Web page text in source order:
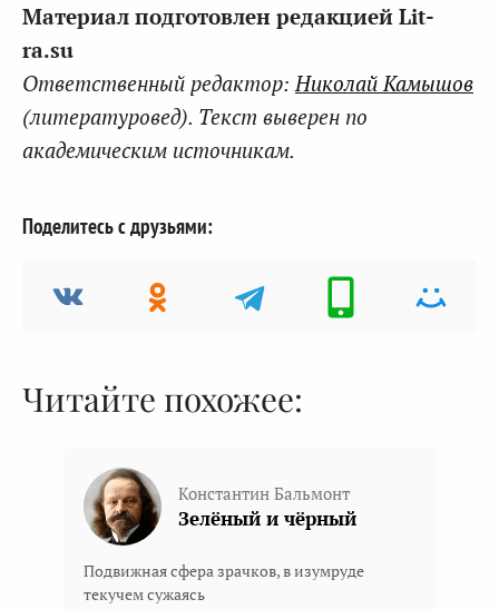
Материал подготовлен редакцией Lit-
ra.su
Ответственный редактор: Николай Камышов
(литературовед). Текст выверен по
академическим источникам.
Поделитесь с друзьями:
Читайте похожее:
Константин Бальмонт
Зелёный и чёрный
Подвижная сфера зрачков, в изумруде
текучем сужаясь